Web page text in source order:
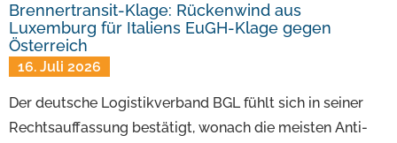
Brennertransit-Klage: Rückenwind aus
Luxemburg für Italiens EuGH-Klage gegen
Österreich
16. Juli 2026
Der deutsche Logistikverband BGL fühlt sich in seiner
Rechtsauffassung bestätigt, wonach die meisten Anti-